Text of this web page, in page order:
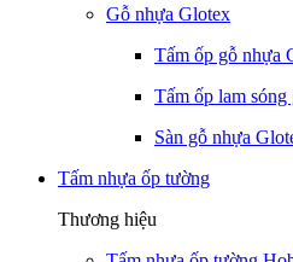
Gỗ nhựa Glotex
Tấm ốp gỗ nhựa
Tấm ốp lam
Sàn gỗ nhựa
Tấm nhựa ốp tường
Thương hiệu